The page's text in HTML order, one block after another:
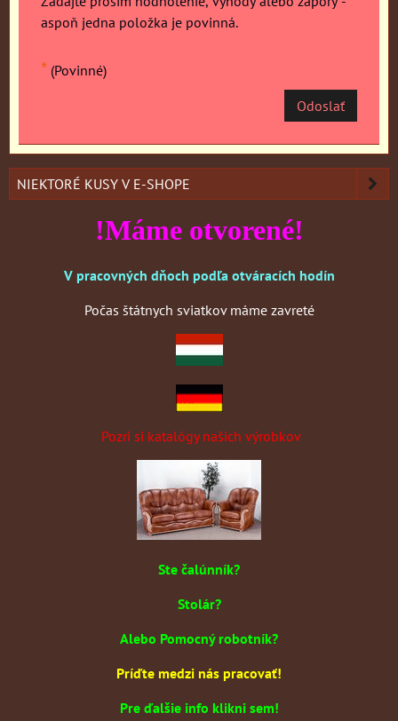
aspoň jedna položka je povinná.
* (Povinné)
Odoslať
NIEKTORÉ KUSY V E-SHOPE
!Máme otvorené!
V pracovných dňoch podľa otváracích hodín
Počas štátnych sviatkov máme zavreté
Pozri si katalógy našich výrobkov
Ste čalúnník?
Stolár?
Alebo Pomocný robotník?
Príďte medzi nás pracovať!
Pre ďalšie info klikni sem!